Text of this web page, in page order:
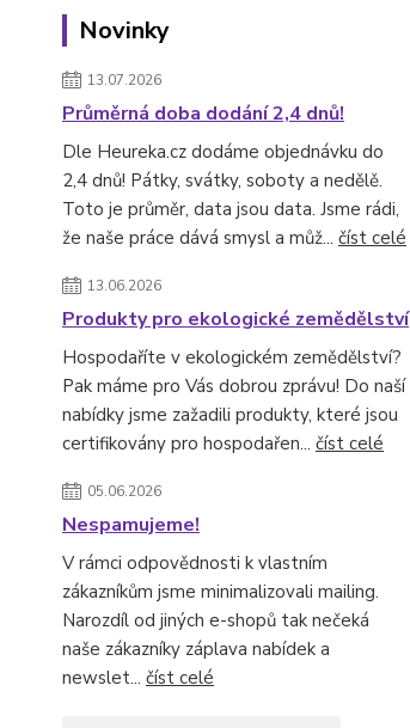
Novinky
13.07.2026
Průměrná doba dodání 2,4 dnů!
Dle Heureka.cz dodáme objednávku do
2,4 dnů! Pátky, svátky, soboty a nedělě.
Toto je průměr, data jsou data. Jsme rádi,
že naše práce dává smysl a můž... číst celé
13.06.2026
Produkty pro ekologické zemědělství
Hospodaříte v ekologickém zemědělství?
Pak máme pro Vás dobrou zprávu! Do naší
nabídky jsme zažadili produkty, které jsou
certifikovány pro hospodařen... číst celé
05.06.2026
Nespamujeme!
V rámci odpovědnosti k vlastním
zákazníkům jsme minimalizovali mailing.
Narozdíl od jiných e-shopů tak nečeká
naše zákazníky záplava nabídek a
newslet... číst celé